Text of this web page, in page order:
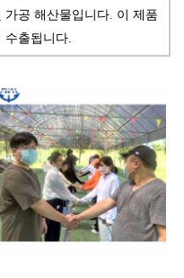
공 해산물입니다. 이 제품
수출됩니다.